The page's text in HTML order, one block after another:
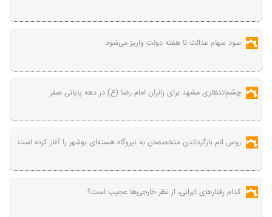
سود سهام عدالت تا هفته دولت واریز می‌شود
چشم‌انتظاری مشهد برای زائران امام رضا (ع) در دهه پایانی صفر
روس اتم بازگرداندن متخصصان به نیروگاه هسته‌ای بوشهر را آغاز کرده است
کدام رفتارهای ایرانی، از نظر خارجی‌ها عجیب است؟